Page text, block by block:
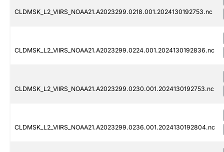
CLDMSK_L2_VIIRS_NOAA21.A2023299.0218.001.2024130192753.nc
CLDMSK_L2_VIIRS_NOAA21.A2023299.0224.001.2024130192836.nc
CLDMSK_L2_VIIRS_NOAA21.A2023299.0230.001.2024130192753.nc
CLDMSK_L2_VIIRS_NOAA21.A2023299.0236.001.2024130192804.nc